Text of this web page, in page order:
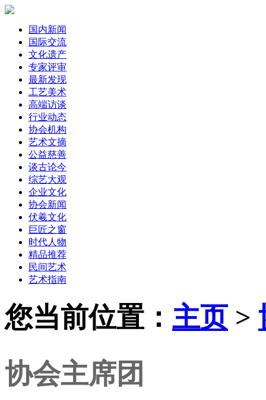
国内新闻
国际交流
文化遗产
专家评审
最新发现
工艺美术
高端访谈
行业动态
协会机构
艺术文摘
公益慈善
谈古论今
综艺大观
企业文化
协会新闻
伏羲文化
巨匠之窗
时代人物
精品推荐
民间艺术
艺术指南
您当前位置： 主页>
协会主席团